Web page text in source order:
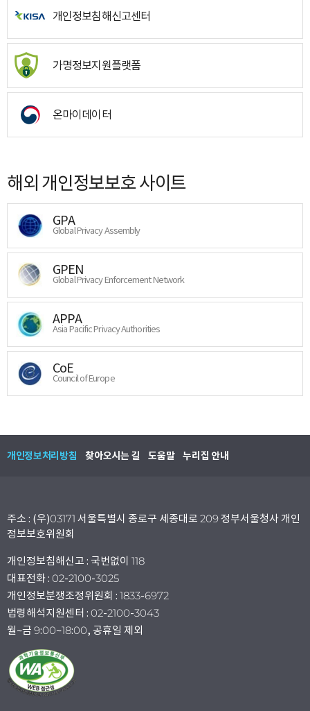
개인정보침해신고센터
가명정보지원플랫폼
온마이데이터
해외 개인정보보호 사이트
GPA
Global Privacy Assembly
GPEN
Global Privacy Enforcement Network
APPA
Asia Pacific Privacy Authorities
CoE
Council of Europe
개인정보처리방침 찾아오시는 길 도움말 누리집 안내
주소 : (우)03171 서울특별시 종로구 세종대로 209 정부서울청사 개인
정보보호위원회
개인정보침해신고 : 국번없이 118
대표전화 : 02-2100-3025
개인정보분쟁조정위원회 : 1833-6972
법령해석지원센터 : 02-2100-3043
월~금 9:00~18:00, 공휴일 제외